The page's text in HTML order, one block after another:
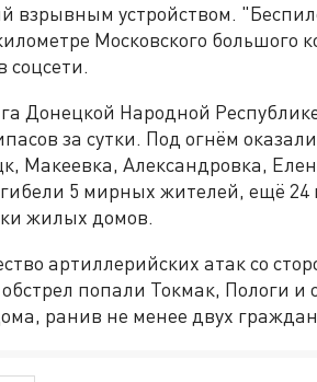
взрывным устройством.
Московского большого
соцсети.
Донецкой Народной
за сутки. Под огнём
Макеевка, Александровка,
5 мирных жителей, ещё 24
жилых домов.
артиллерийских атак со
попали Токмак, Пологи и
ранив не менее двух